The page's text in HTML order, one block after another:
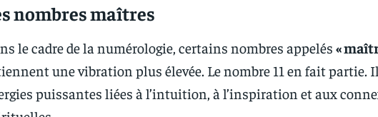
nombres maîtres
le cadre de la numérologie, certains nombres appelés«
une vibration plus élevée. Le nombre 11 en fait partie.
puissantes liées à l’intuition, à l’inspiration et aux